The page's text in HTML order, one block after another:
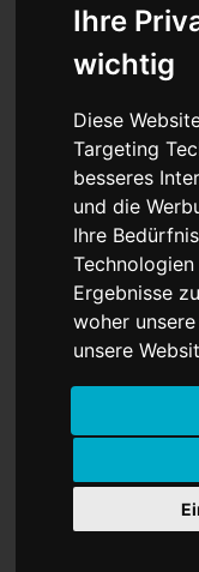
Ihre
wichtig
Diese
Targeting
besseres
und die
Ihre
Ergebnisse
woher
unsere
Fairplay
FIFA